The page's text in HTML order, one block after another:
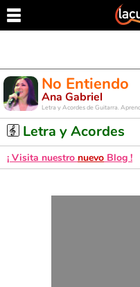
No Entiendo
Ana Gabriel
Letra y Acordes de Guitarra.
Letra y Acordes
¡ Visita nuestro nuevo Blog !